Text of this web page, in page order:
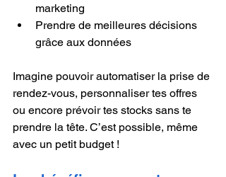
marketing
Prendre de meilleures décisions
grâce aux données
Imagine pouvoir automatiser la prise de
rendez-vous, personnaliser tes offres
ou encore prévoir tes stocks sans te
prendre la tête. C’est possible, même
avec un petit budget !